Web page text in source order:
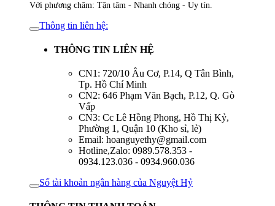
Với phương châm: Tận tâm - Nhanh chóng - Uy tín.
Thông tin liên hệ:
THÔNG TIN LIÊN HỆ
CN1: 720/10 Âu Cơ, P.14, Q Tân Bình,
Tp. Hồ Chí Minh
CN2: 646 Phạm Văn Bạch, P.12, Q. Gò
Vấp
CN3: Cc Lê Hồng Phong, Hồ Thị Kỷ,
Phường 1, Quận 10 (Kho sỉ, lẻ)
Email: hoanguyethy@gmail.com
Hotline,Zalo: 0989.578.353 -
0934.123.036 - 0934.960.036
Số tài khoản ngân hàng của Nguyệt Hỷ